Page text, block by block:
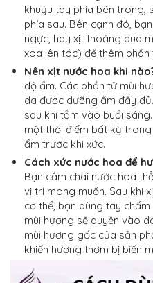
khuỷu tay phía bên trong,
phía sau. Bên cạnh đó,
ngực, hay xịt thoảng qua
xoa lên tóc) để thêm phần
Nên xịt nước hoa khi
độ ẩm. Các phần tử mùi
da được dưỡng ẩm đầy
sau khi tắm vào buổi
một thời điểm bất kỳ
ẩm trước khi xức.
Cách xức nước hoa để
Bạn cầm chai nước hoa
vị trí mong muốn. Sau khi
cơ thể, bạn dùng tay chấm
mùi hương sẽ quyện vào
mùi hương gốc của sản
khiến hương thơm bị biến